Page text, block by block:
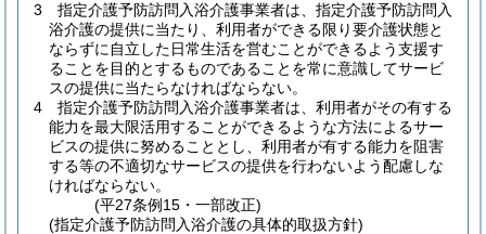
3
指定介護予防訪問入浴介護事業者は、指定介護予防訪問入
浴介護の提供に当たり、利用者ができる限り要介護状態と
ならずに自立した日常生活を営むことができるよう支援す
ることを目的とするものであることを常に意識してサービ
スの提供に当たらなければならない。
4
指定介護予防訪問入浴介護事業者は、利用者がその有する
能力を最大限活用することができるような方法によるサー
ビスの提供に努めることとし、利用者が有する能力を阻害
する等の不適切なサービスの提供を行わないよう配慮しな
ければならない。
(平27条例15・一部改正)
(指定介護予防訪問入浴介護の具体的取扱方針)